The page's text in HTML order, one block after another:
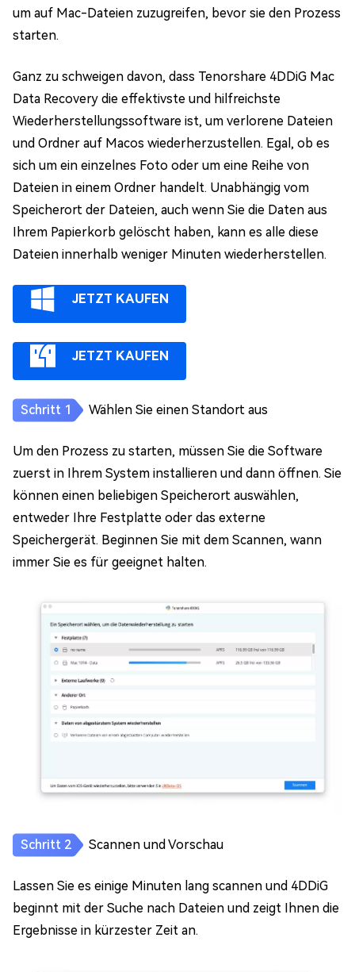
um auf Mac-Dateien zuzugreifen, bevor sie den Prozess
starten.
Ganz zu schweigen davon, dass Tenorshare 4DDiG Mac
Data Recovery die effektivste und hilfreichste
Wiederherstellungssoftware ist, um verlorene Dateien
und Ordner auf Macos wiederherzustellen. Egal, ob es
sich um ein einzelnes Foto oder um eine Reihe von
Dateien in einem Ordner handelt. Unabhängig vom
Speicherort der Dateien, auch wenn Sie die Daten aus
Ihrem Papierkorb gelöscht haben, kann es alle diese
Dateien innerhalb weniger Minuten wiederherstellen.
JETZT KAUFEN
JETZT KAUFEN
Wählen Sie einen Standort aus
Um den Prozess zu starten, müssen Sie die Software
zuerst in Ihrem System installieren und dann öffnen. Sie
können einen beliebigen Speicherort auswählen,
entweder Ihre Festplatte oder das externe
Speichergerät. Beginnen Sie mit dem Scannen, wann
immer Sie es für geeignet halten.
Scannen und Vorschau
Lassen Sie es einige Minuten lang scannen und 4DDiG
beginnt mit der Suche nach Dateien und zeigt Ihnen die
Ergebnisse in kürzester Zeit an.